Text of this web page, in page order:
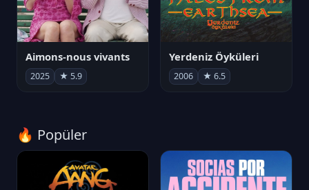
Aimons-nous vivants
2025 ★ 5.9
Yerdeniz Öyküleri
2006 ★ 6.5
🔥 Popüler